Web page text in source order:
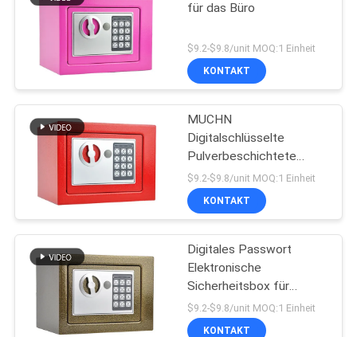
für das Büro
$9.2-$9.8/unit MOQ:1 Einheit
KONTAKT
MUCHN
Digitalschlüsselte
Pulverbeschichtete
elektronische Tresorbox
$9.2-$9.8/unit MOQ:1 Einheit
KONTAKT
Digitales Passwort
Elektronische
Sicherheitsbox für
Bargelddokumente
$9.2-$9.8/unit MOQ:1 Einheit
KONTAKT